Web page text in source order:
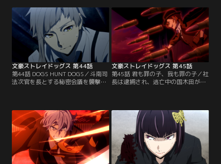
には、フョードルの寄越した送迎車
にまで乗り込んできて……！？隣に
座る人物が誰かも知らず、今の自分
が抱えるいくつかの謎における推理
を展開していく乱歩。
そこへ、政府より緊急要請が入る。
同一犯による4件の連続殺害事件--。
「天人五衰」という猟奇的な殺害方
法に見出されたある共通点から、起
こるであろうあと1件を未然に阻止
すべく…。
文豪ストレイドッグス 第44話
第44話 DOGS HUNT DOGS／斗南司
法次官を長とする秘密会議を襲撃し
てられてしまう。そして、別のルー
トから事件にあたっていた乱歩もま
た種田長官襲撃犯として追われるこ
ととなるのだった。これは、ただの
異能力による現実改変ではない。
文豪ストレイドッグス 第45話
第45話 君も罪の子、我も罪の子／社
長は逮捕され、逃亡中の国木田が自
ドルの描くシナリオならば、敦と鏡
花のたった2人で立ち向かえるわけ
もない--。絶望の中、それでも敦は
顔を上げた。探偵社の無実を証明す
る鍵は、この顛末を警告していた虫
太郎だ。